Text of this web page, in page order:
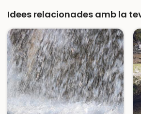
Idees relacionades amb la